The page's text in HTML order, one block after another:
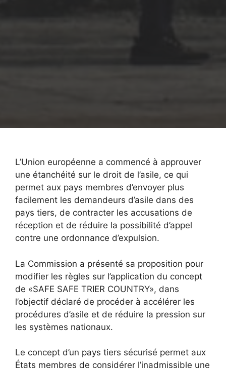
L’Union européenne a commencé à approuver
une étanchéité sur le droit de l’asile, ce qui
permet aux pays membres d’envoyer plus
facilement les demandeurs d’asile dans des
pays tiers, de contracter les accusations de
réception et de réduire la possibilité d’appel
contre une ordonnance d’expulsion.
La Commission a présenté sa proposition pour
modifier les règles sur l’application du concept
de «SAFE SAFE TRIER COUNTRY», dans
l’objectif déclaré de procéder à accélérer les
procédures d’asile et de réduire la pression sur
les systèmes nationaux.
Le concept d’un pays tiers sécurisé permet aux
États membres de considérer l’inadmissible une